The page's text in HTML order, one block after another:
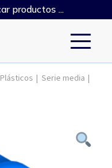
Plásticos | Serie media |